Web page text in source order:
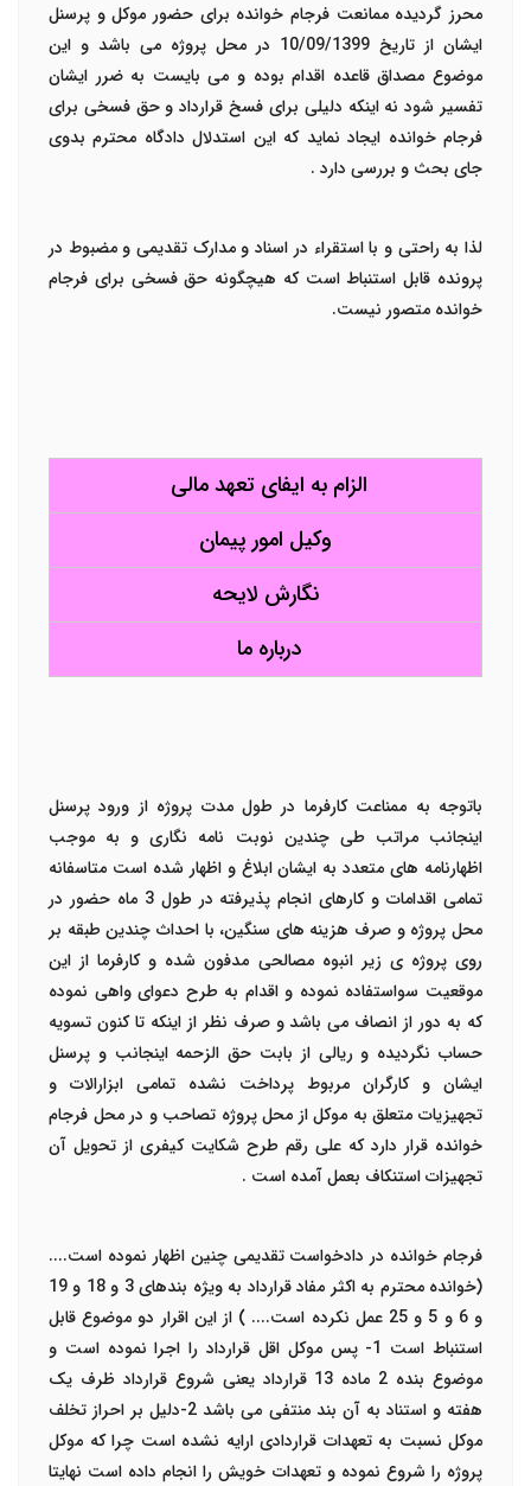
محرز گردیده ممانعت فرجام خوانده برای حضور موکل و پرسنل
ایشان از تاریخ 10/09/1399 در محل پروژه می باشد و این
موضوع مصداق قاعده اقدام بوده و می بایست به ضرر ایشان
تفسیر شود نه اینکه دلیلی برای فسخ قرارداد و حق فسخی برای
فرجام خوانده ایجاد نماید که این استدلال دادگاه محترم بدوی
جای بحث و بررسی دارد .
لذا به راحتی و با استقراء در اسناد و مدارک تقدیمی و مضبوط در
پرونده قابل استنباط است که هیچگونه حق فسخی برای فرجام
خوانده متصور نیست.
الزام به ایفای تعهد مالی
وکیل امور پیمان
نگارش لایحه
درباره ما
باتوجه به ممناعت کارفرما در طول مدت پروژه از ورود پرسنل
اینجانب مراتب طی چندین نوبت نامه نگاری و به موجب
اظهارنامه های متعدد به ایشان ابلاغ و اظهار شده است متاسفانه
تمامی اقدامات و کارهای انجام پذیرفته در طول 3 ماه حضور در
محل پروژه و صرف هزینه های سنگین، با احداث چندین طبقه بر
روی پروژه ی زیر انبوه مصالحی مدفون شده و کارفرما از این
موقعیت سواستفاده نموده و اقدام به طرح دعوای واهی نموده
که به دور از انصاف می باشد و صرف نظر از اینکه تا کنون تسویه
حساب نگردیده و ریالی از بابت حق الزحمه اینجانب و پرسنل
ایشان و کارگران مربوط پرداخت نشده تمامی ابزارالات و
تجهیزیات متعلق به موکل از محل پروژه تصاحب و در محل فرجام
خوانده قرار دارد که علی رقم طرح شکایت کیفری از تحویل آن
تجهیزات استنکاف بعمل آمده است .
فرجام خوانده در دادخواست تقدیمی چنین اظهار نموده است....
(خوانده محترم به اکثر مفاد قرارداد به ویژه بندهای 3 و 18 و 19
و 6 و 5 و 25 عمل نکرده است.... ) از این اقرار دو موضوع قابل
استنباط است 1- پس موکل اقل قرارداد را اجرا نموده است و
موضوع بنده 2 ماده 13 قرارداد یعنی شروع قرارداد ظرف یک
هفته و استناد به آن بند منتفی می باشد 2-دلیل بر احراز تخلف
موکل نسبت به تعهدات قراردادی ارایه نشده است چرا که موکل
پروژه را شروع نموده و تعهدات خویش را انجام داده است نهایتا